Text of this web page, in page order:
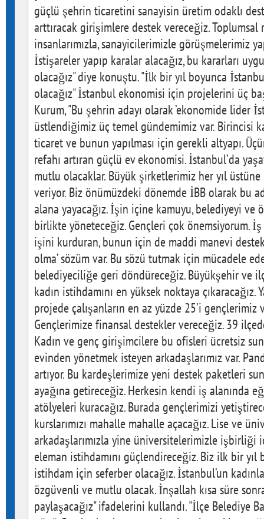
güçlü şehrin ticaretini sanayisin üretim odaklı
arttıracak girişimlere destek vereceğiz. Toplumsal
insanlarımızla, sanayicilerimizle görüşmelerimiz
İstişareler yapıp karalar alacağız, bu kararları
olacağız" diye konuştu. "İlk bir yıl boyunca
olacağız" İstanbul ekonomisi için projelerini üç
Kurum, "Bu şehrin adayı olarak ’ekonomide lider
üstlendiğimiz üç temel gündemimiz var. Birincisi
ticaret ve bunun yapılması için gerekli altyapı.
refahı artıran güçlü ev ekonomisi. İstanbul’da
mutlu olacaklar. Büyük şirketlerimiz her yıl
veriyor. Biz önümüzdeki dönemde İBB olarak bu
alana yayacağız. İşin içine kamuyu, belediyeyi ve
birlikte yöneteceğiz. Gençleri çok önemsiyorum.
işini kurduran, bunun için de maddi manevi
olma’ sözüm var. Bu sözü tutmak için mücadele
belediyeciliğe geri döndüreceğiz. Büyükşehir ve
kadın istihdamını en yüksek noktaya çıkaracağız.
projede çalışanların en az yüzde 25’i gençlerimiz
Gençlerimize finansal destekler vereceğiz. 39
Kadın ve genç girişimcilere bu ofisleri ücretsiz
evinden yönetmek isteyen arkadaşlarımız var.
artıyor. Bu kardeşlerimize yeni destek paketleri
ayağına getireceğiz. Herkesin kendi iş alanında
atölyeleri kuracağız. Burada gençlerimizi
kurslarımızı mahalle mahalle açacağız. Lise ve
arkadaşlarımızla yine üniversitelerimizle işbirliği
eleman istihdamını güçlendireceğiz. Biz ilk bir yıl
istihdam için seferber olacağız. İstanbul’un
özgüvenli ve mutlu olacak. İnşallah kısa süre
paylaşacağız" ifadelerini kullandı. "İlçe Belediye